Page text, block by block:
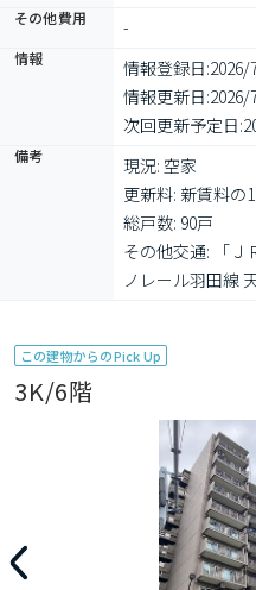
その他費用 -
情報 情報登録日:2026/
情報更新日:2026/
次回更新予定日:
備考
現況: 空家
更新料: 新賃料の
総戸数: 90戸
その他交通: 「Ｊ
ノレール羽田線
この建物からのPick Up
3K/6階